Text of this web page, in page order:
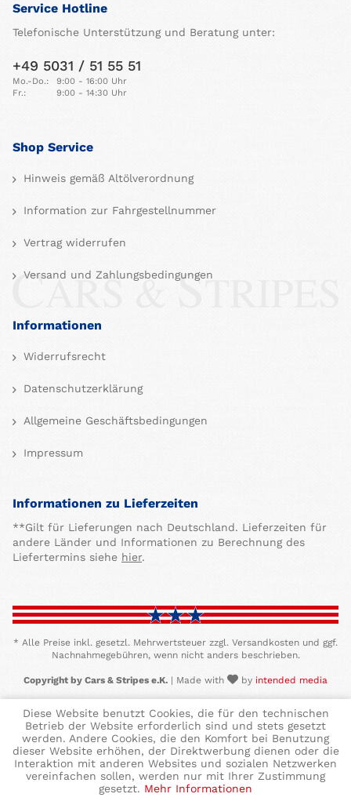
Service Hotline
Telefonische Unterstützung und Beratung unter:
+49 5031 / 51 55 51
Mo.-Do.:
9:00 - 16:00 Uhr
Fr.:
9:00 - 14:30 Uhr
Shop Service
Hinweis gemäß Altölverordnung
Information zur Fahrgestellnummer
Vertrag widerrufen
Versand und Zahlungsbedingungen
Informationen
Widerrufsrecht
Datenschutzerklärung
Allgemeine Geschäftsbedingungen
Impressum
Informationen zu Lieferzeiten
**Gilt für Lieferungen nach Deutschland. Lieferzeiten für
andere Länder und Informationen zu Berechnung des
Liefertermins siehe hier.
* Alle Preise inkl. gesetzl. Mehrwertsteuer zzgl. Versandkosten und ggf.
Nachnahmegebühren, wenn nicht anders beschrieben.
Copyright by Cars & Stripes e.K. | Made with by intended media
Diese Website benutzt Cookies, die für den technischen
Betrieb der Website erforderlich sind und stets gesetzt
werden. Andere Cookies, die den Komfort bei Benutzung
dieser Website erhöhen, der Direktwerbung dienen oder die
Interaktion mit anderen Websites und sozialen Netzwerken
vereinfachen sollen, werden nur mit Ihrer Zustimmung
gesetzt. Mehr Informationen